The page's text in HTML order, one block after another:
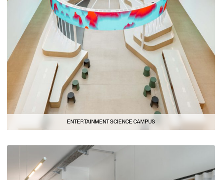
ENTERTAINMENT SCIENCE CAMPUS